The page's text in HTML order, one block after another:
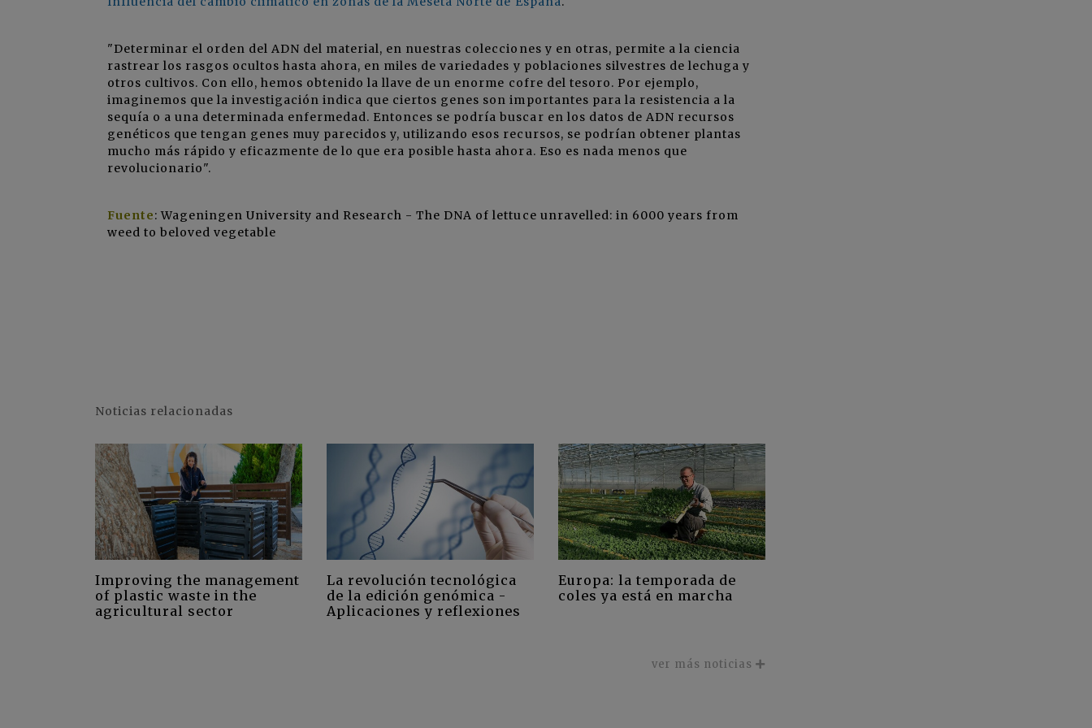
"Determinar el orden del ADN del material, en nuestras colecciones y en otras, permite a la ciencia
rastrear los rasgos ocultos hasta ahora, en miles de variedades y poblaciones silvestres de lechuga y
otros cultivos. Con ello, hemos obtenido la llave de un enorme cofre del tesoro. Por ejemplo,
imaginemos que la investigación indica que ciertos genes son importantes para la resistencia a la
sequía o a una determinada enfermedad. Entonces se podría buscar en los datos de ADN recursos
genéticos que tengan genes muy parecidos y, utilizando esos recursos, se podrían obtener plantas
mucho más rápido y eficazmente de lo que era posible hasta ahora. Eso es nada menos que
revolucionario".
Fuente: Wageningen University and Research - The DNA of lettuce unravelled: in 6000 years from
weed to beloved vegetable
Noticias relacionadas
Improving the management
of plastic waste in the
agricultural sector
La revolución tecnológica
de la edición genómica -
Aplicaciones y reflexiones
Europa: la temporada de
coles ya está en marcha
ver más noticias